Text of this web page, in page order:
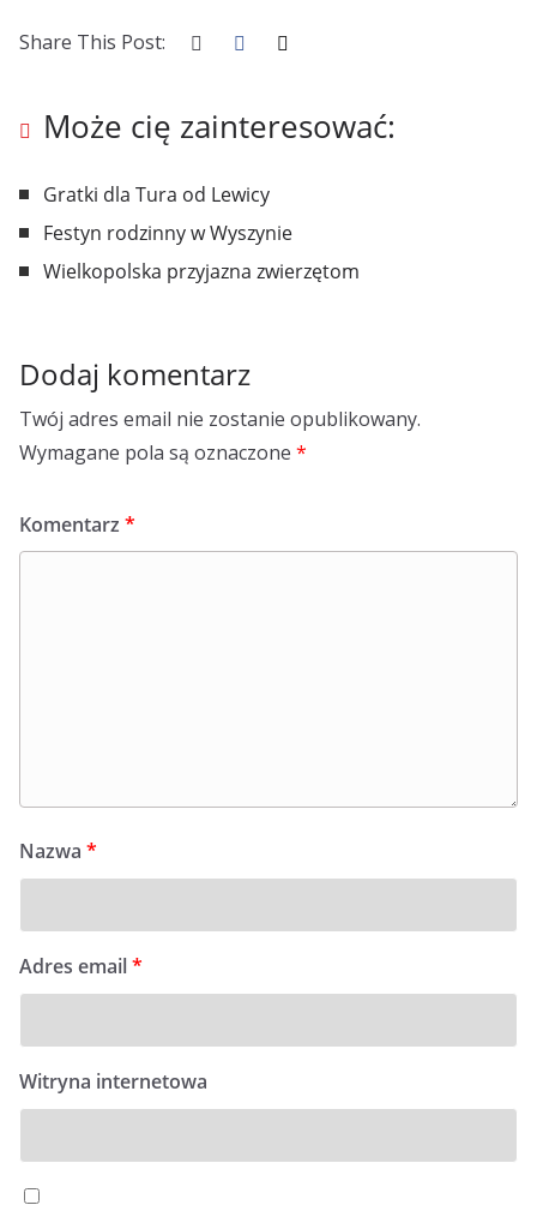
Share This Post:
Może cię zainteresować:
Gratki dla Tura od Lewicy
Festyn rodzinny w Wyszynie
Wielkopolska przyjazna zwierzętom
Dodaj komentarz
Twój adres email nie zostanie opublikowany.
Wymagane pola są oznaczone *
Komentarz *
Nazwa *
Adres email*
Witryna internetowa